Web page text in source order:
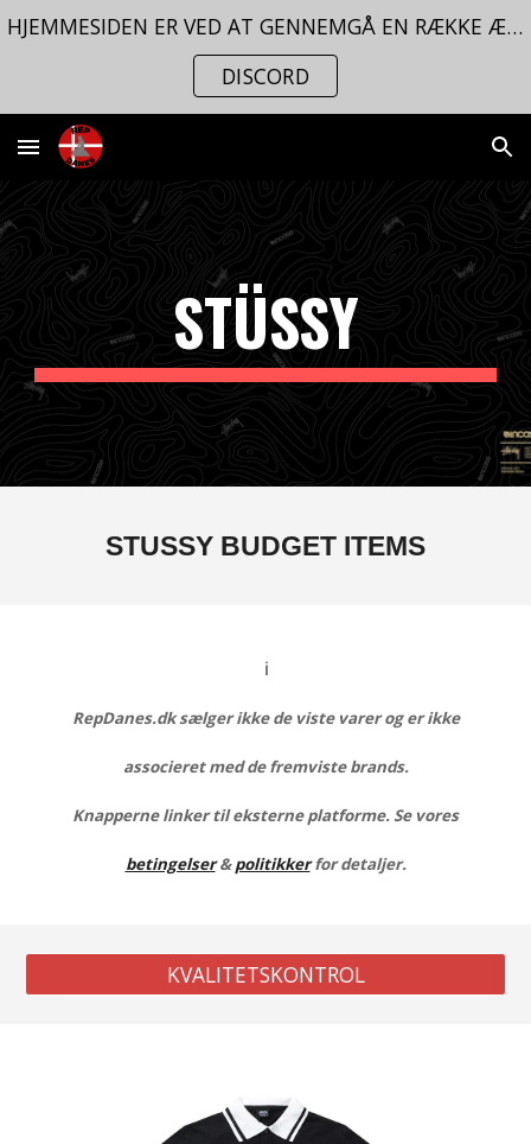
Skip to main content
HJEMMESIDEN ER VED AT GENNEMGÅ EN RÆKKE ÆNDRINGER. FØLG MED PÅ VORES
DISCORD
STÜSSY
STUSSY BUDGET ITEMS
ℹ️
RepDanes.dk sælger ikke de viste varer og er ikke
associeret med de fremviste brands.
Knapperne linker til eksterne platforme. Se vores
betingelser& politikkerfor detaljer.
KVALITETSKONTROL